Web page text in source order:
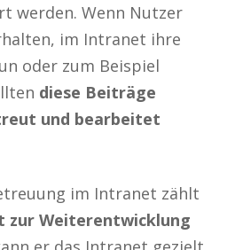
werden. Wenn Nutzer
im Intranet ihre
oder zum Beispiel
diese Beiträge
und bearbeitet
im Intranet zählt
zur Weiterentwicklung